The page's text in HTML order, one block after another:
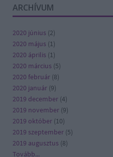
ARCHÍVUM
2020 június (2)
2020 május (1)
2020 április (1)
2020 március (5)
2020 február (8)
2020 január (9)
2019 december (4)
2019 november (9)
2019 október (10)
2019 szeptember (5)
2019 augusztus (8)
Tovább...